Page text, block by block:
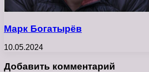
Марк Богатырёв
10.05.2024
Добавить комментарий